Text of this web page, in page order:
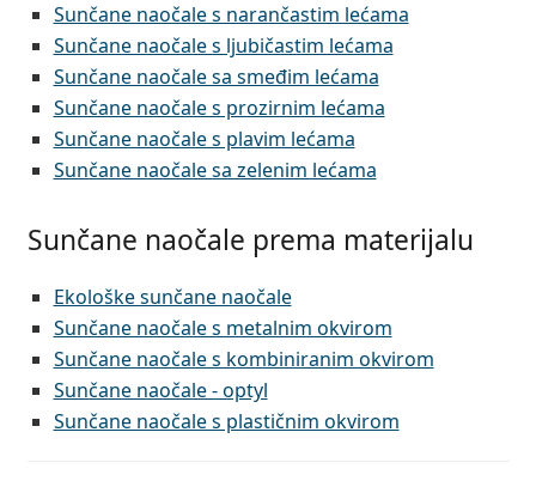
Sunčane naočale s narančastim lećama
Sunčane naočale s ljubičastim lećama
Sunčane naočale sa smeđim lećama
Sunčane naočale s prozirnim lećama
Sunčane naočale s plavim lećama
Sunčane naočale sa zelenim lećama
Sunčane naočale prema materijalu
Ekološke sunčane naočale
Sunčane naočale s metalnim okvirom
Sunčane naočale s kombiniranim okvirom
Sunčane naočale - optyl
Sunčane naočale s plastičnim okvirom